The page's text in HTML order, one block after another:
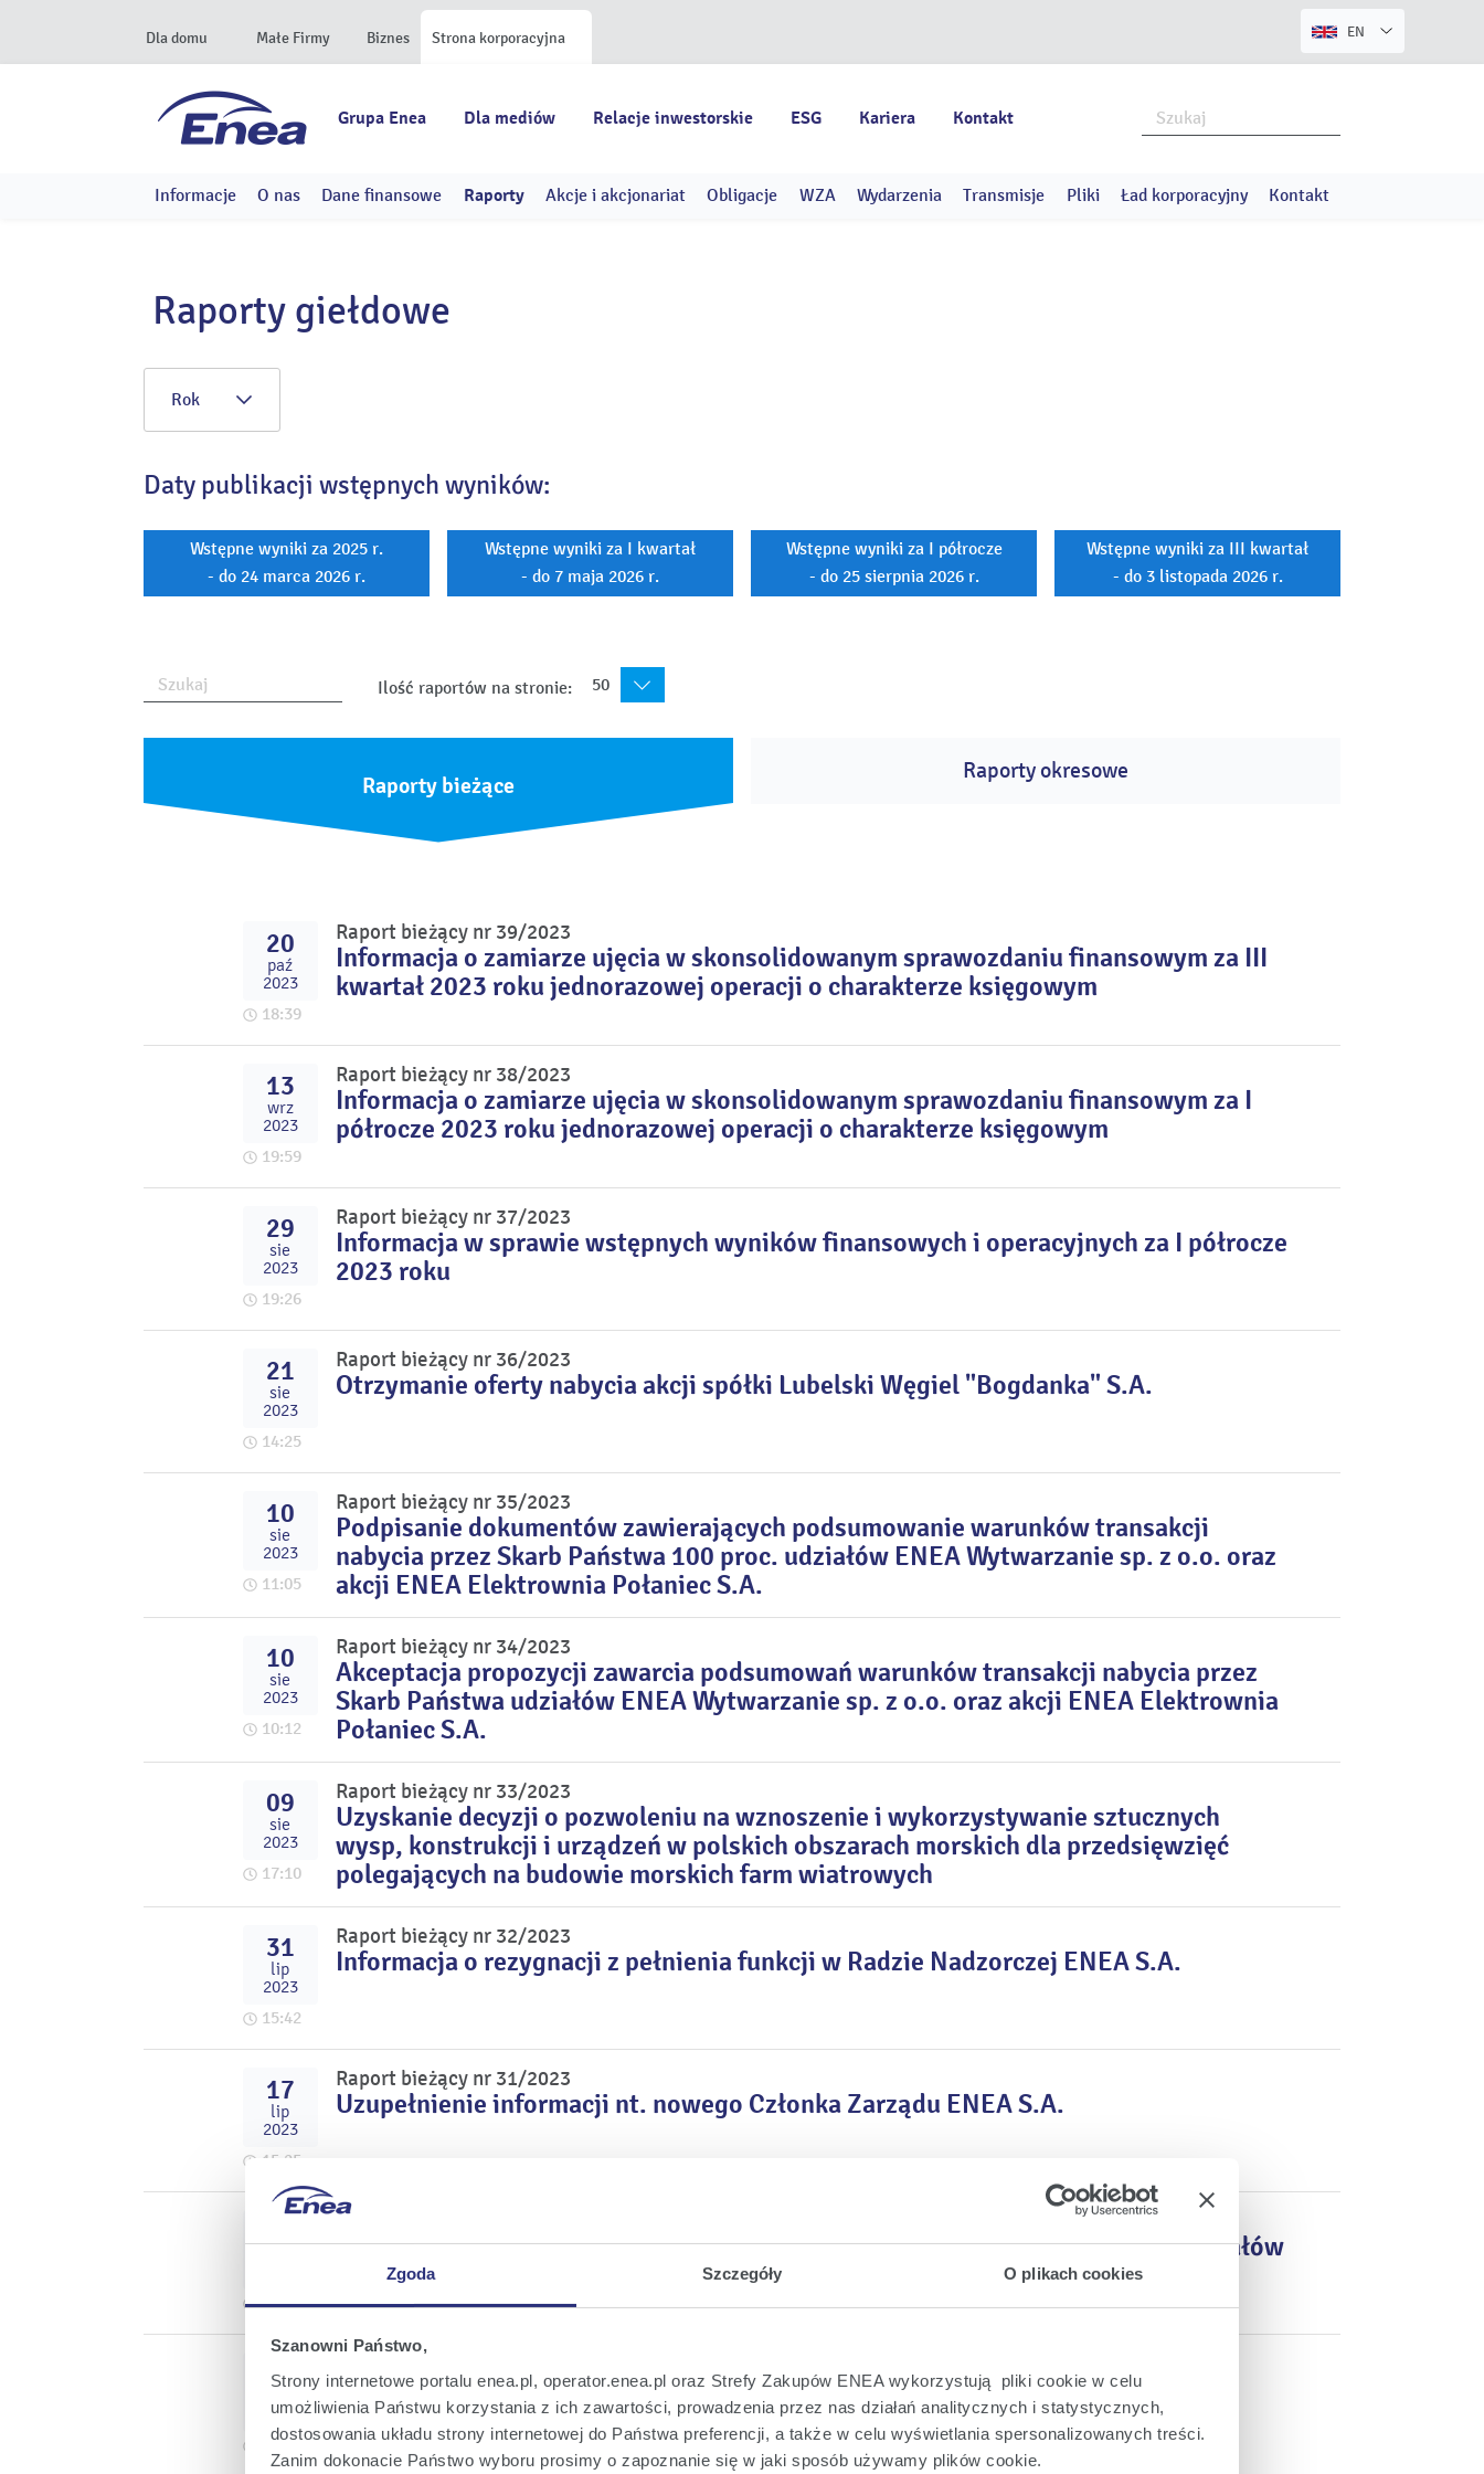
Zgoda Szczegóły O plikach cookies
Szanowni Państwo,
Strony internetowe portalu enea.pl, operator.enea.pl oraz Strefy Zakupów ENEA wykorzystują pliki cookie w celu
umożliwienia Państwu korzystania z ich zawartości, prowadzenia przez nas działań analitycznych i statystycznych,
dostosowania układu strony internetowej do Państwa preferencji, a także w celu wyświetlania spersonalizowanych treści.
Zanim dokonacie Państwo wyboru prosimy o zapoznanie się w jaki sposób używamy plików cookie.
Dla domu Małe Firmy Biznes Strona korporacyjna EN
Grupa Enea Dla mediów Relacje inwestorskie ESG Kariera Kontakt
Informacje O nas Dane finansowe Raporty Akcje i akcjonariat Obligacje WZA Wydarzenia Transmisje Pliki Ład korporacyjny Kontakt
Raporty giełdowe
Rok
Daty publikacji wstępnych wyników:
Wstępne wyniki za 2025 r.
- do 24 marca 2026 r.
Wstępne wyniki za I kwartał
- do 7 maja 2026 r.
Wstępne wyniki za I półrocze
- do 25 sierpnia 2026 r.
Wstępne wyniki za III kwartał
- do 3 listopada 2026 r.
Ilość raportów na stronie: 50
Raporty bieżące
Raporty okresowe
20
paź
2023
18:39
Raport bieżący nr 39/2023
Informacja o zamiarze ujęcia w skonsolidowanym sprawozdaniu finansowym za III
kwartał 2023 roku jednorazowej operacji o charakterze księgowym
13
wrz
2023
19:59
Raport bieżący nr 38/2023
Informacja o zamiarze ujęcia w skonsolidowanym sprawozdaniu finansowym za I
półrocze 2023 roku jednorazowej operacji o charakterze księgowym
29
sie
2023
19:26
Raport bieżący nr 37/2023
Informacja w sprawie wstępnych wyników finansowych i operacyjnych za I półrocze
2023 roku
21
sie
2023
14:25
Raport bieżący nr 36/2023
Otrzymanie oferty nabycia akcji spółki Lubelski Węgiel "Bogdanka" S.A.
10
sie
2023
11:05
Raport bieżący nr 35/2023
Podpisanie dokumentów zawierających podsumowanie warunków transakcji
nabycia przez Skarb Państwa 100 proc. udziałów ENEA Wytwarzanie sp. z o.o. oraz
akcji ENEA Elektrownia Połaniec S.A.
10
sie
2023
10:12
Raport bieżący nr 34/2023
Akceptacja propozycji zawarcia podsumowań warunków transakcji nabycia przez
Skarb Państwa udziałów ENEA Wytwarzanie sp. z o.o. oraz akcji ENEA Elektrownia
Połaniec S.A.
09
sie
2023
17:10
Raport bieżący nr 33/2023
Uzyskanie decyzji o pozwoleniu na wznoszenie i wykorzystywanie sztucznych
wysp, konstrukcji i urządzeń w polskich obszarach morskich dla przedsięwzięć
polegających na budowie morskich farm wiatrowych
31
lip
2023
15:42
Raport bieżący nr 32/2023
Informacja o rezygnacji z pełnienia funkcji w Radzie Nadzorczej ENEA S.A.
17
lip
2023
15:25
Raport bieżący nr 31/2023
Uzupełnienie informacji nt. nowego Członka Zarządu ENEA S.A.
15:51
Raport bieżący nr 30/2023
Otrzymanie propozycji warunków transakcji nabycia przez Skarb Państwa udziałów
ENEA Wytwarzanie sp. z o.o. oraz akcji ENEA Elektrownia Połaniec S.A.
06
2023
17:24
Powołanie Członka Zarządu ENEA S.A.